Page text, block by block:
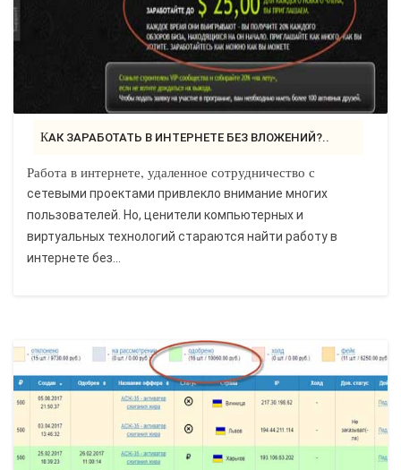
КАК ЗАРАБОТАТЬ В ИНТЕРНЕТЕ БЕЗ ВЛОЖЕНИЙ?..
Работа в интернете, удаленное сотрудничество с
сетевыми проектами привлекло внимание многих
пользователей. Но, ценители компьютерных и
виртуальных технологий стараются найти работу в
интернете без...